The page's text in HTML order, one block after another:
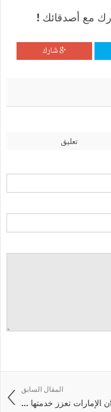
مع أصدقائك !
شارك
تعليق
المقال السابق
الإمارات تعزز خدمتها ...